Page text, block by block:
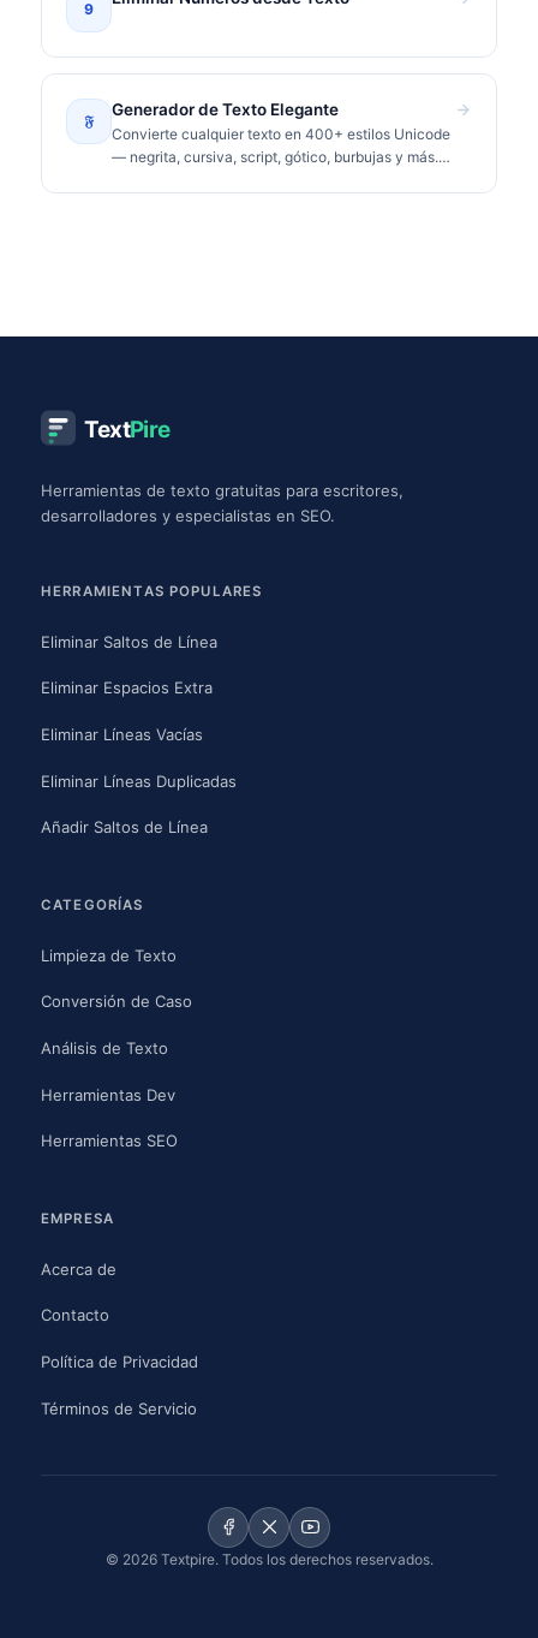
9
𝔉
Generador de Texto Elegante
Convierte cualquier texto en 400+ estilos Unicode
— negrita, cursiva, script, gótico, burbujas y más.
TextPire
Herramientas de texto gratuitas para escritores,
desarrolladores y especialistas en SEO.
HERRAMIENTAS POPULARES
Eliminar Saltos de Línea
Eliminar Espacios Extra
Eliminar Líneas Vacías
Eliminar Líneas Duplicadas
Añadir Saltos de Línea
CATEGORÍAS
Limpieza de Texto
Conversión de Caso
Análisis de Texto
Herramientas Dev
Herramientas SEO
EMPRESA
Acerca de
Contacto
Política de Privacidad
Términos de Servicio
© 2026 Textpire. Todos los derechos reservados.